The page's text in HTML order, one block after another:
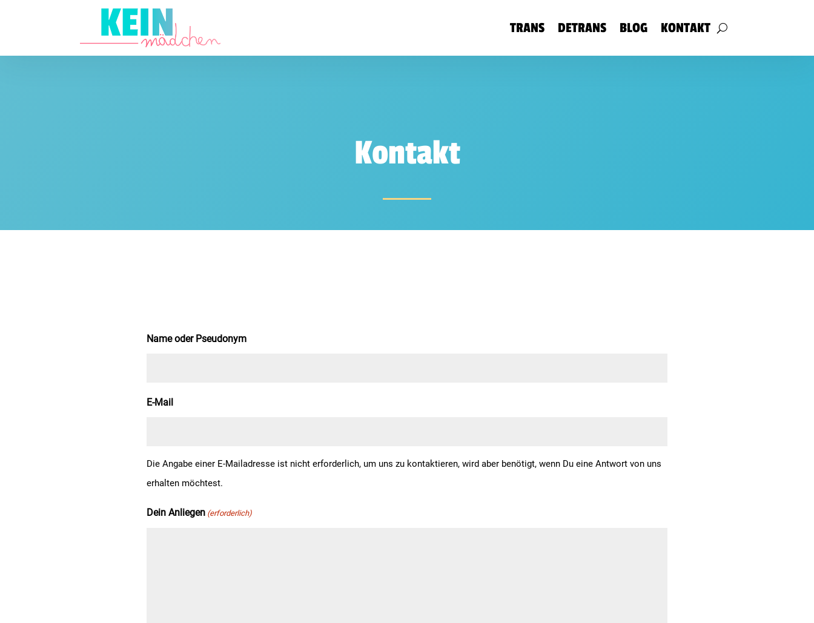
TRANS DETRANS BLOG KONTAKT
Kontakt
Name oder Pseudonym
E-Mail
Die Angabe einer E-Mailadresse ist nicht erforderlich, um uns zu kontaktieren, wird aber benötigt, wenn Du eine Antwort von uns
erhalten möchtest.
Dein Anliegen (erforderlich)